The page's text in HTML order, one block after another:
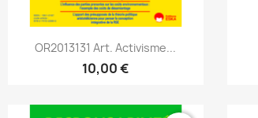
Aperçu rapide
OR2013131 Art. Activisme...
10,00 €